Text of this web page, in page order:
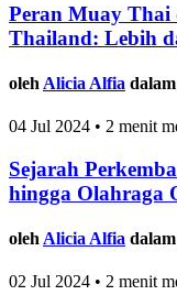
Peran Muay Thai
Thailand: Lebih
oleh Alicia Alfia dalam
04 Jul 2024 • 2 menit
Sejarah
hingga Olahraga
oleh Alicia Alfia dalam
02 Jul 2024 • 2 menit